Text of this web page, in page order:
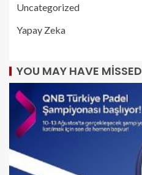
Uncategorized
Yapay Zeka
YOU MAY HAVE MISSED